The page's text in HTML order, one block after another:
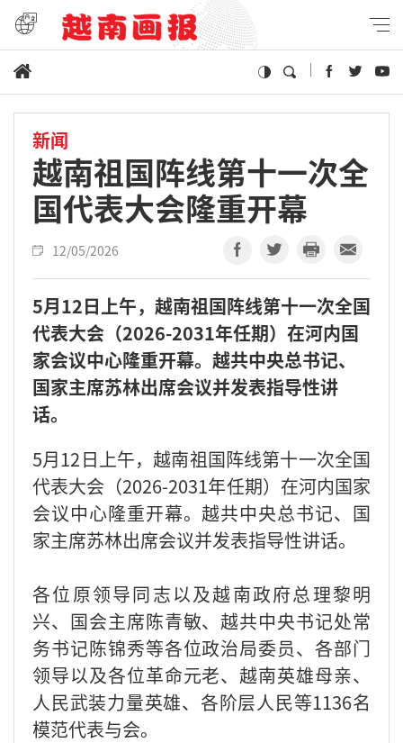
新闻
越南祖国阵线第十一次全
国代表大会隆重开幕
12/05/2026
5月12日上午，越南祖国阵线第十一次全国
代表大会（2026-2031年任期）在河内国
家会议中心隆重开幕。越共中央总书记、
国家主席苏林出席会议并发表指导性讲
话。
5月12日上午，越南祖国阵线第十一次全国
代表大会（2026-2031年任期）在河内国家
会议中心隆重开幕。越共中央总书记、国
家主席苏林出席会议并发表指导性讲话。
各位原领导同志以及越南政府总理黎明
兴、国会主席陈青敏、越共中央书记处常
务书记陈锦秀等各位政治局委员、各部门
领导以及各位革命元老、越南英雄母亲、
人民武装力量英雄、各阶层人民等1136名
模范代表与会。